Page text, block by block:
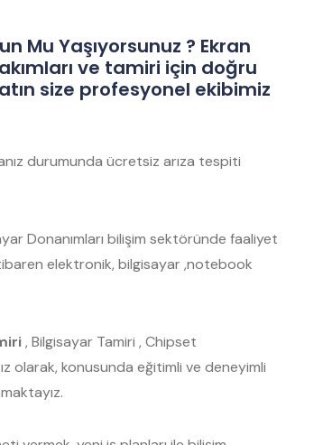
Mu Yaşıyorsunuz ? Ekran
ve tamiri için doğru
size profesyonel ekibimiz
durumunda ücretsiz arıza tespiti
Donanımları bilişim sektöründe faaliyet
elektronik, bilgisayar ,notebook
, Bilgisayar Tamiri , Chipset
olarak, konusunda eğitimli ve deneyimli